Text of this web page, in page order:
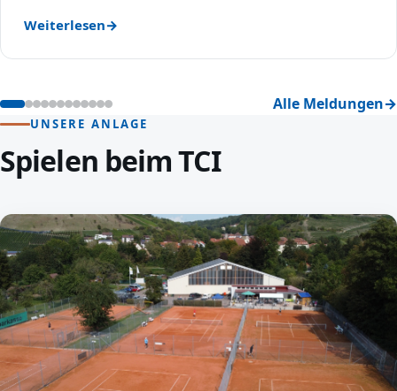
Weiterlesen
Alle Meldungen
UNSERE ANLAGE
Spielen beim TCI